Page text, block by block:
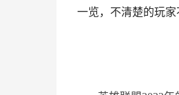
一览，不清楚的玩